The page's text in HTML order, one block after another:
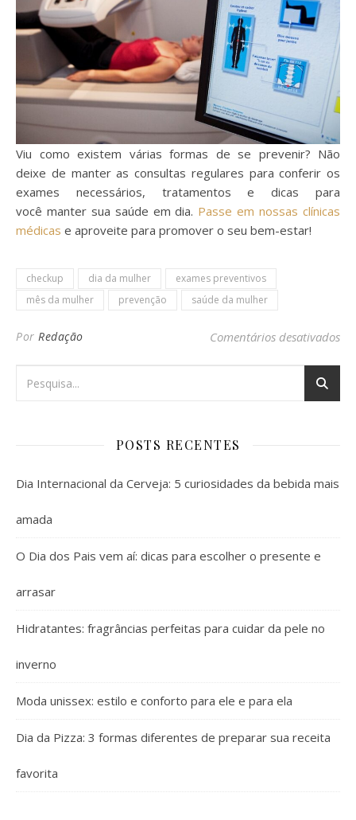
Viu como existem várias formas de se prevenir? Não
deixe de manter as consultas regulares para conferir os
exames necessários, tratamentos e dicas para
você manter sua saúde em dia. Passe em nossas clínicas
médicas e aproveite para promover o seu bem-estar!
checkup dia da mulher
exames preventivos
mês da mulher
prevenção saúde da mulher
Por Redação Comentários desativados
POSTS RECENTES
Dia Internacional da Cerveja: 5 curiosidades da bebida mais
amada
O Dia dos Pais vem aí: dicas para escolher o presente e
arrasar
Hidratantes: fragrâncias perfeitas para cuidar da pele no
inverno
Moda unissex: estilo e conforto para ele e para ela
Dia da Pizza: 3 formas diferentes de preparar sua receita
favorita